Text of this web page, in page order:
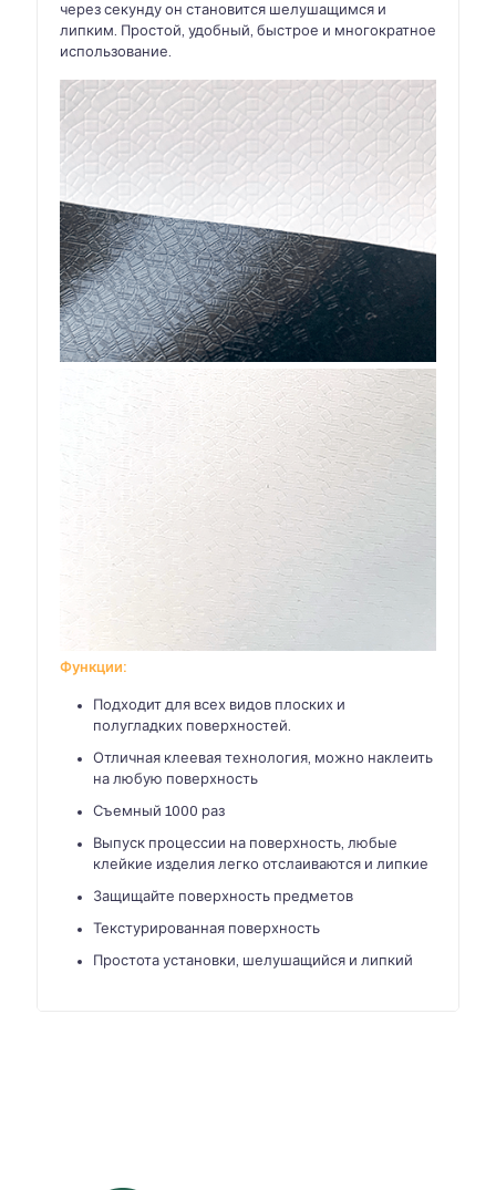
через секунду он становится шелушащимся и
липким. Простой, удобный, быстрое и многократное
использование.
Функции:
Подходит для всех видов плоских и
полугладких поверхностей.
Отличная клеевая технология, можно наклеить
на любую поверхность
Съемный 1000 раз
Выпуск процессии на поверхность, любые
клейкие изделия легко отслаиваются и липкие
Защищайте поверхность предметов
Текстурированная поверхность
Простота установки, шелушащийся и липкий